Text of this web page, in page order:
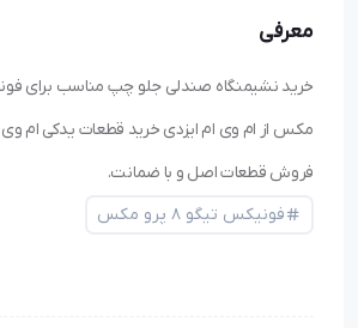
معرفی
مکس از ام وی ام ایزدی خرید قطعات یدکی ام
فروش قطعات اصل و با ضمانت.
فونیکس تیگو ۸ پرو مکس